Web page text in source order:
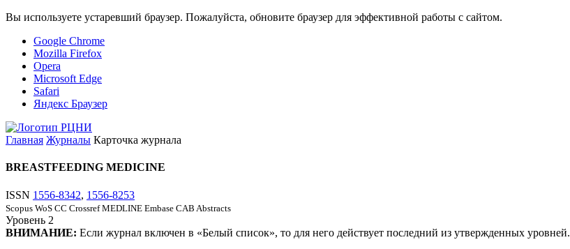
Вы используете устаревший браузер. Пожалуйста, обновите браузер для эффективной работы с сайтом.
Google Chrome
Mozilla Firefox
Opera
Microsoft Edge
Safari
Яндекс Браузер
Главная Журналы Карточка журнала
BREASTFEEDING MEDICINE
ISSN 1556-8342, 1556-8253
Scopus WoS CC Crossref MEDLINE Embase CAB Abstracts
Уровень 2
ВНИМАНИЕ: Если журнал включен в «Белый список», то для него действует последний из утвержденных уровней.